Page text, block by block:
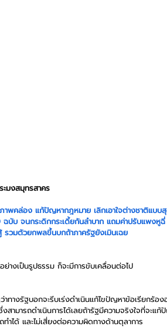
มงสมุทรสาคร
พคล่อง แก้ปัญหากฎหมาย เลิกเอาใจต่างชาติแบบ
บับ จนกระดิกกระเดี้ยกันลำบาก แถมค่าปรับแพงหู
รวมตัวยกพลขึ้นบกถ้าภาครัฐยังเมินเฉย
ย่างเป็นรูปธรรม ก็จะมีการขับเคลื่อนต่อไป
างรัฐบอกจะรีบเร่งดำเนินแก้ไขปัญหาข้อเรียกร้อ
สามารถดำเนินการได้เลยถ้ารัฐมีความจริงใจที่จะ
ได้ และไม่เสี่ยงต่อความผิดทางด้านตุลาการ